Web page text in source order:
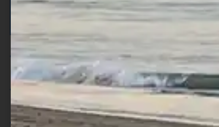
ISCRIVITI E RICEVI 3,50€ DI
SCONTO >
Per ogni acquisto accumuli ulteriori
punti;
Utilizza i punti per ricevere uno
sconto;
I punti sono indicati nella pagina